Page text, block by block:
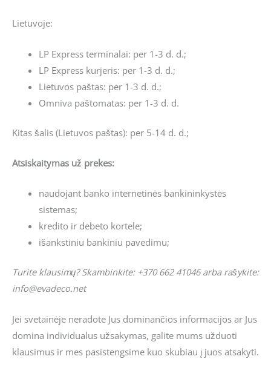
Lietuvoje:
LP Express terminalai: per 1-3 d. d.;
LP Express kurjeris: per 1-3 d. d.;
Lietuvos paštas: per 1-3 d. d.;
Omniva paštomatas: per 1-3 d. d.
Kitas šalis (Lietuvos paštas): per 5-14 d. d.;
Atsiskaitymas už prekes:
naudojant banko internetinės bankininkystės
sistemas;
kredito ir debeto kortele;
išankstiniu bankiniu pavedimu;
Turite klausimų? Skambinkite: +370 662 41046 arba rašykite:
info@evadeco.net
Jei svetainėje neradote Jus dominančios informacijos ar Jus
domina individualus užsakymas, galite mums užduoti
klausimus ir mes pasistengsime kuo skubiau į juos atsakyti.